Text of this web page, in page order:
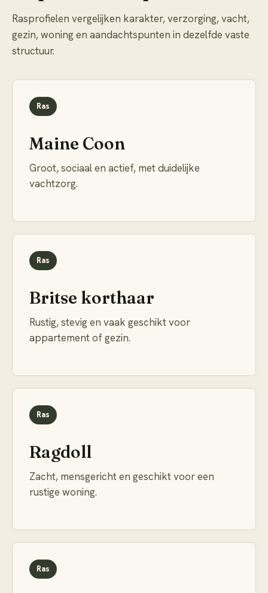
Rasprofielen vergelijken karakter, verzorging, vacht,
gezin, woning en aandachtspunten in dezelfde vaste
structuur.
Ras
Maine Coon
Groot, sociaal en actief, met duidelijke
vachtzorg.
Ras
Britse korthaar
Rustig, stevig en vaak geschikt voor
appartement of gezin.
Ras
Ragdoll
Zacht, mensgericht en geschikt voor een
rustige woning.
Ras